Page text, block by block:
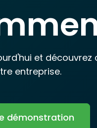
et
entreprise.
démonstration